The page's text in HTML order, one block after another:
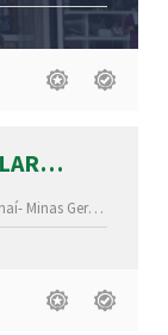
Minas Gerais(MG)